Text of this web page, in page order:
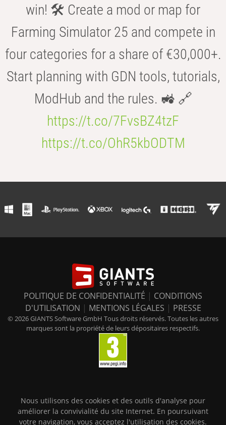
win! 🛠️ Create a mod or map for
Farming Simulator 25 and compete in
four categories for a share of €30,000+.
Start planning with GDN tools, tutorials,
ModHub and the rules. 🚜 🔗
https://t.co/7FvsBZ4tzF
https://t.co/OhR5kbODTM
POLITIQUE DE CONFIDENTIALITÉ | CONDITIONS
D'UTILISATION | MENTIONS LÉGALES | PRESSE
© 2026 GIANTS Software GmbH Tous droits réservés. Toutes les autres
marques sont la propriété de leurs dépositaires respectifs.
Nous utilisons des cookies et des outils d'analyse pour
améliorer la convivialité du site Internet. En poursuivant
votre navigation, vous acceptez l'utilisation des cookies.